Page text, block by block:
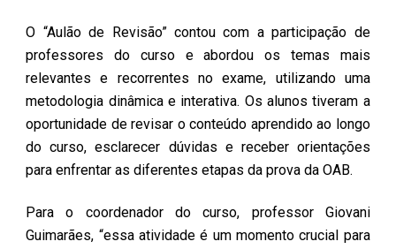
O “Aulão de Revisão” contou com a participação de
professores do curso e abordou os temas mais
relevantes e recorrentes no exame, utilizando uma
metodologia dinâmica e interativa. Os alunos tiveram a
oportunidade de revisar o conteúdo aprendido ao longo
do curso, esclarecer dúvidas e receber orientações
para enfrentar as diferentes etapas da prova da OAB.
Para o coordenador do curso, professor Giovani
Guimarães, “essa atividade é um momento crucial para